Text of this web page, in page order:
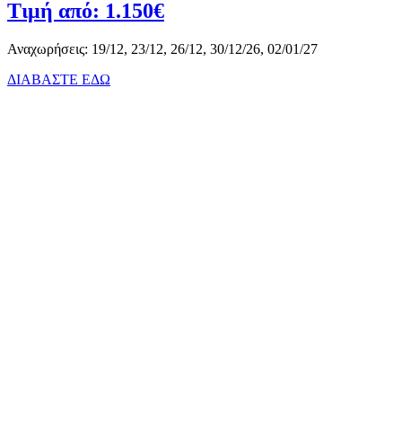
Τιμή από: 1.150€
Αναχωρήσεις: 19/12, 23/12, 26/12, 30/12/26, 02/01/27
ΔΙΑΒΑΣΤΕ ΕΔΩ